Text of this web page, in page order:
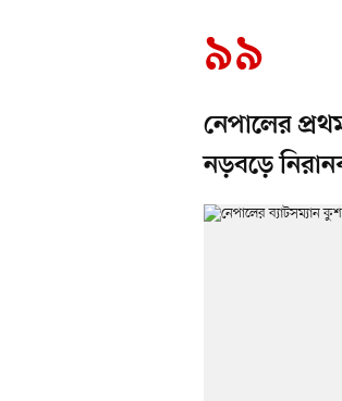
৯৯
নেপালের
নড়বড়ে